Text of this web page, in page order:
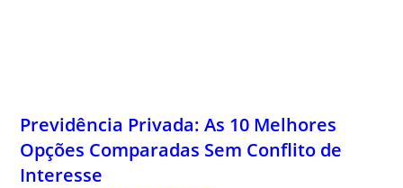
Previdência Privada: As 10 Melhores
Opções Comparadas Sem Conflito de
Interesse